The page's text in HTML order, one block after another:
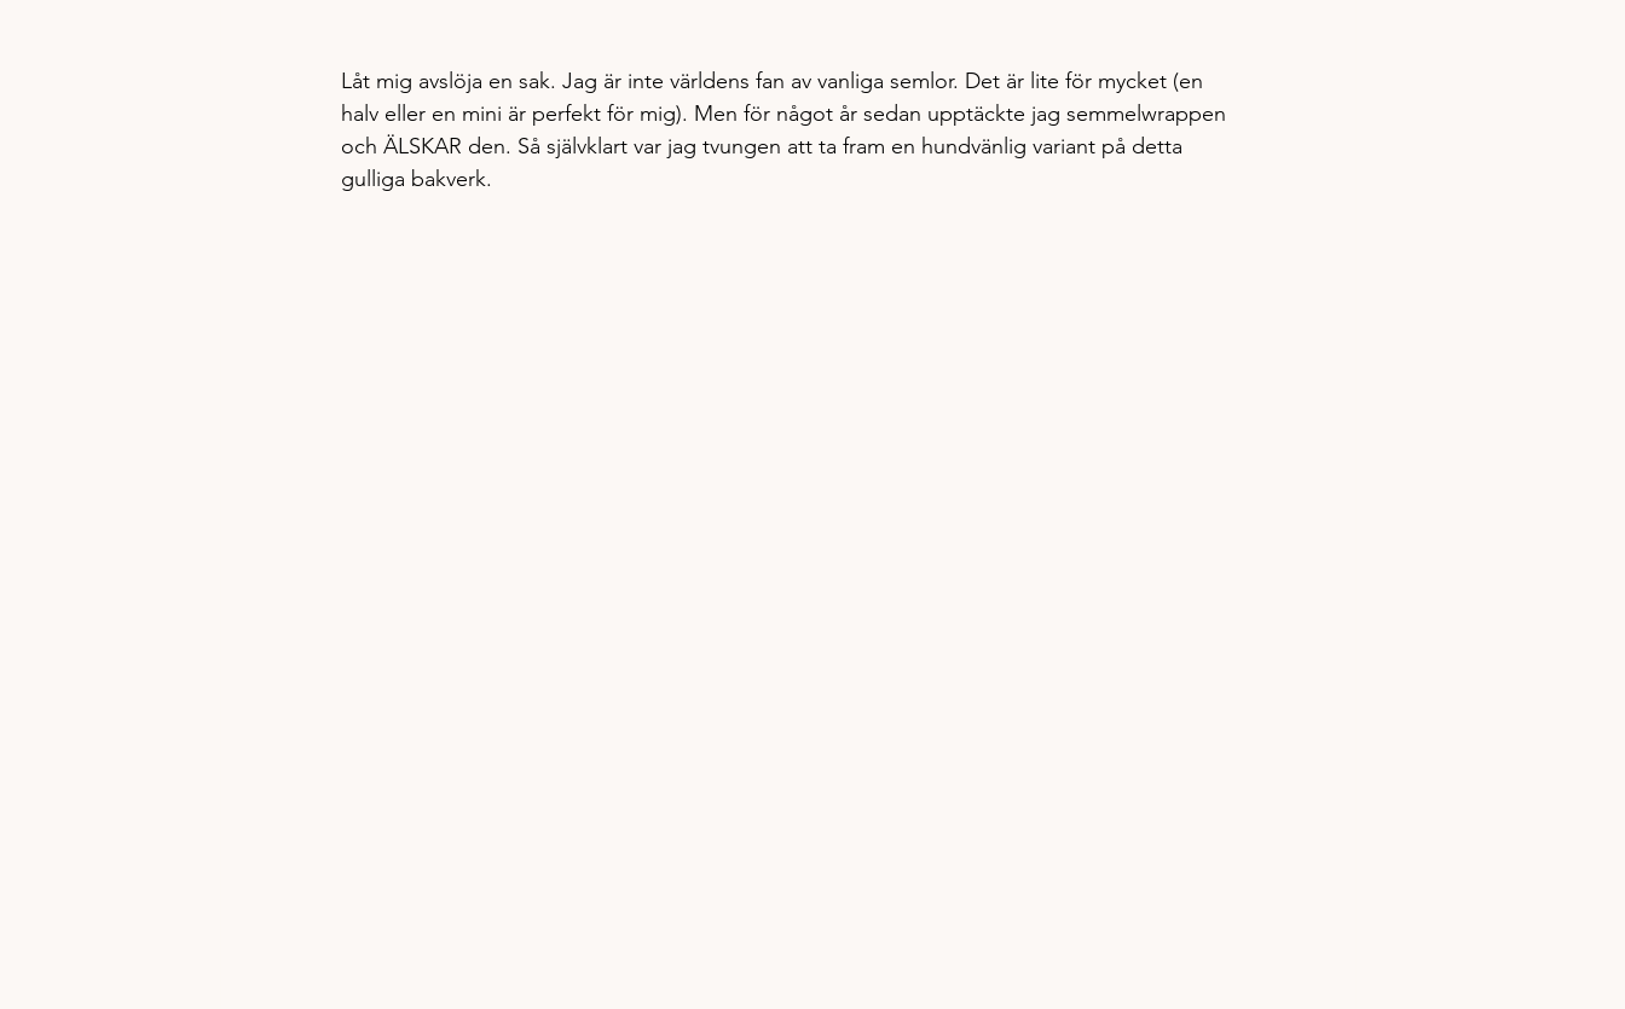
Låt mig avslöja en sak. Jag är inte världens fan av vanliga semlor. Det är lite för mycket (en
halv eller en mini är perfekt för mig). Men för något år sedan upptäckte jag semmelwrappen
och ÄLSKAR den. Så självklart var jag tvungen att ta fram en hundvänlig variant på detta
gulliga bakverk.